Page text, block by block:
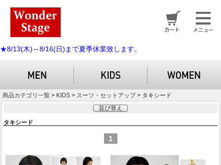
★8/13(木)～8/16(日)まで夏季休業致します。
商品カテゴリ一覧 > KIDS > スーツ・セットアップ> タキシード
並び替え
タキシード
1